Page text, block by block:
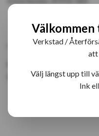
Eftermarknadsturbo
Välkommen
Verkstad /
att
Välj längst upp till
Ink